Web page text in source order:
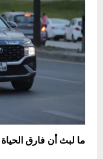
ما لبث أن فارق